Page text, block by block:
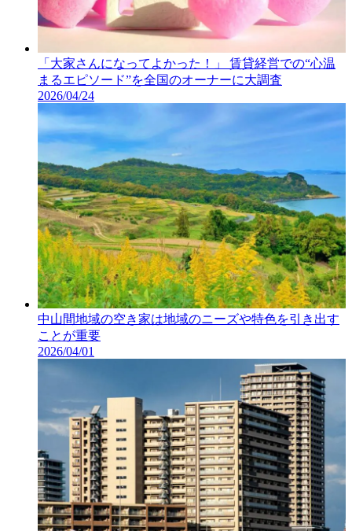
「大家さんになってよかった！」 賃貸経営での“心温
まるエピソード”を全国のオーナーに大調査
2026/04/24
中山間地域の空き家は地域のニーズや特色を引き出す
ことが重要
2026/04/01